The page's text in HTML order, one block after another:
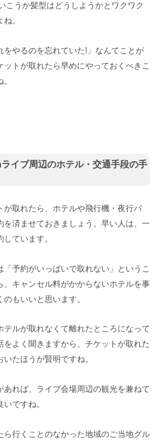
こうか髪型はどうしようかとワクワク
。
をやるのを忘れていた!」なんてことが
ットが取れたら早めにやっておくべきこ
イブ周辺のホテル・交通手段の手
が取れたら、ホテルや飛行機・夜行バ
を済ませておきましょう。早い人は、一
ています。
「予約がいっぱいで取れない」というこ
、キャンセル料がかからないホテルを事
もいいと思います。
テルが取れなくて離れたところになって
をよく聞きますから、チケットが取れた
いたほうが賢明ですね。
あれば、ライブ会場周辺の観光を兼ねて
ですね。
ら行くことのなかった地域のご当地グル